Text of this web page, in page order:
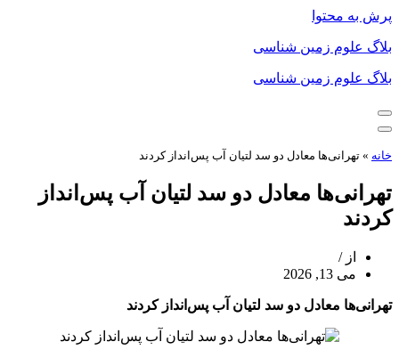
پرش به محتوا
بلاگ علوم زمین شناسی
بلاگ علوم زمین شناسی
فهرست
ناوبری
فهرست
ناوبری
خانه » تهرانی‌ها معادل دو سد لتیان آب پس‌انداز کردند
تهرانی‌ها معادل دو سد لتیان آب پس‌انداز
کردند
از
می 13, 2026
تهرانی‌ها معادل دو سد لتیان آب پس‌انداز کردند